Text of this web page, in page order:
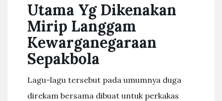
Utama Yg Dikenakan
Mirip Langgam
Kewarganegaraan
Sepakbola
Lagu-lagu tersebut pada umumnya duga
direkam bersama dibuat untuk perkakas